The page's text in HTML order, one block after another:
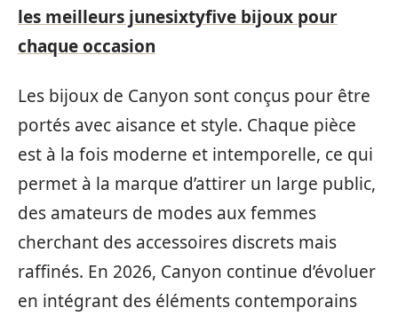
les meilleurs junesixtyfive bijoux pour
chaque occasion
Les bijoux de Canyon sont conçus pour être
portés avec aisance et style. Chaque pièce
est à la fois moderne et intemporelle, ce qui
permet à la marque d’attirer un large public,
des amateurs de modes aux femmes
cherchant des accessoires discrets mais
raffinés. En 2026, Canyon continue d’évoluer
en intégrant des éléments contemporains